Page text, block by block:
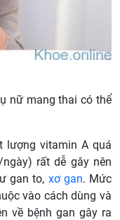
nữ mang thai có thể
lượng vitamin A quá
rất dễ gây nên
gan to, xơ gan. Mức
vào cách dùng và
về bệnh gan gây ra